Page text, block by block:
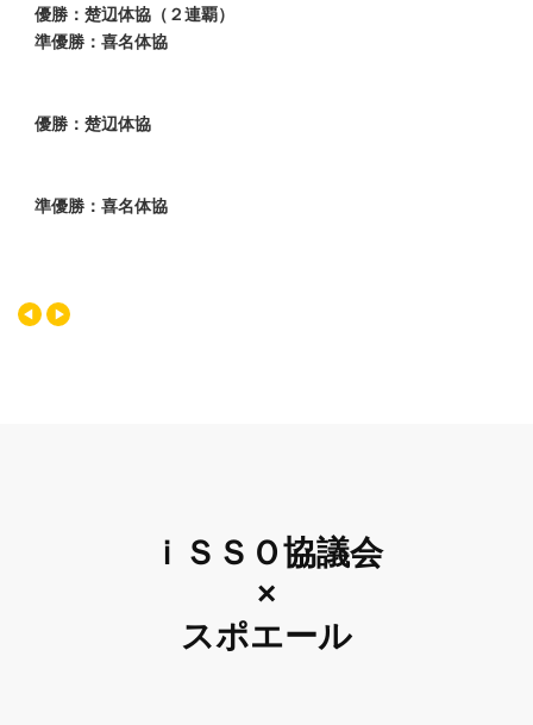
優勝：楚辺体協（２連覇）
準優勝：喜名体協
優勝：楚辺体協
準優勝：喜名体協
ｉＳＳＯ協議会
×
スポエール